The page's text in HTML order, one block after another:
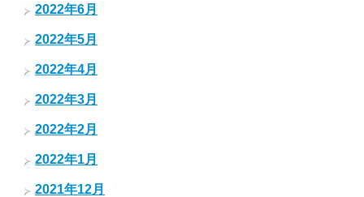
2022年6月
2022年5月
2022年4月
2022年3月
2022年2月
2022年1月
2021年12月